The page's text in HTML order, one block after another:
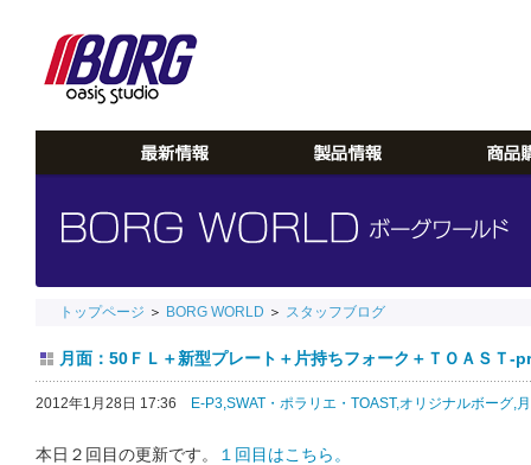
トップページ ＞ BORG WORLD ＞ スタッフブログ
月面：50ＦＬ＋新型プレート＋片持ちフォーク＋ＴＯＡＳＴ
2012年1月28日 17:36 E-P3,SWAT・ポラリエ・TOAST,オリジナルボーグ,
本日２回目の更新です。 １回目はこちら。